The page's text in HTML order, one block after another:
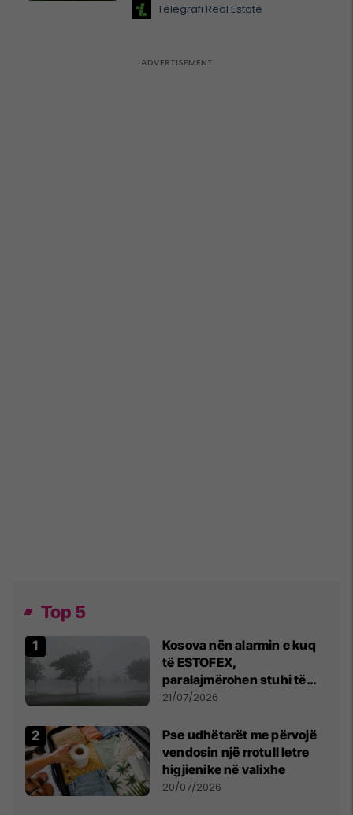
Telegrafi Real Estate
Top 5
Kosova nën alarmin e kuq
të ESTOFEX,
paralajmërohen stuhi të
fuqishme me breshër dhe
21/07/2026
Pse udhëtarët me përvojë
vendosin një rrotull letre
higjienike në valixhe
20/07/2026